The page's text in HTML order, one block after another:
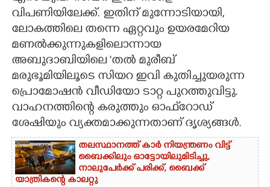
വിപണിയിലേക്ക്. ഇതിന് മുന്നോടിയായി,
ലോകത്തിലെ തന്നെ ഏറ്റവും ഉയരമേറിയ
മണൽക്കുന്നുകളിലൊന്നായ
അബുദാബിയിലെ 'തൽ മുരീബ്
മരുഭൂമിയിലൂടെ സിയറ ഇവി കുതിച്ചുയരുന്ന
പ്രൊമോഷൻ വീഡിയോ ടാറ്റ പുറത്തുവിട്ടു.
വാഹനത്തിന്റെ കരുത്തും ഓഫ്‌റോഡ്
ശേഷിയും വ്യക്തമാക്കുന്നതാണ് ദൃശ്യങ്ങൾ.
തലസ്ഥാനത്ത് കാർ നിയന്ത്രണം വിട്ട്
ബൈക്കിലും ഓട്ടോയിലുമിടിച്ചു,​
നാലുപേർക്ക് പരിക്ക്,​ ബൈക്ക്
യാത്രികന്റെ കാലറ്റു